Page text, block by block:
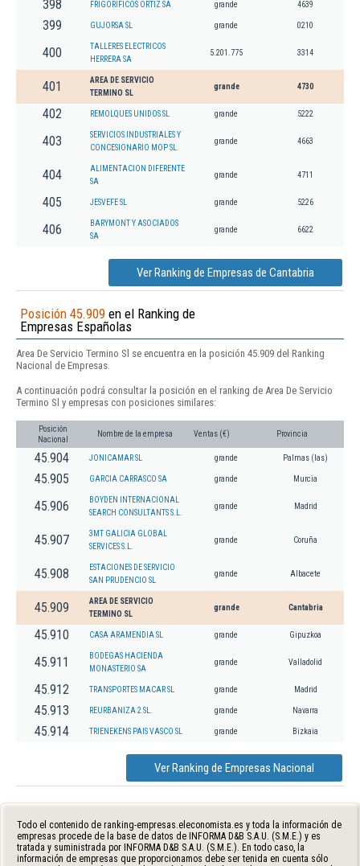
398 FRIGORIFICOS ORTIZ SA grande 4639
399 GUJORSA SL grande 0210
400
TALLERES ELECTRICOS
HERRERA SA
5.201.775 3314
401
AREA DE SERVICIO
TERMINO SL
grande 4730
402 REMOLQUES UNIDOS SL grande 5222
403
SERVICIOS INDUSTRIALES Y
CONCESIONARIO MOP SL.
grande 4663
404
ALIMENTACION DIFERENTE
SA
grande 4711
405 JESVEFE SL grande 5226
406
BARYMONT Y ASOCIADOS
SA
grande 6622
Ver Ranking de Empresas de Cantabria
Posición 45.909 en el Ranking de
Empresas Españolas
Area De Servicio Termino Sl se encuentra en la posición 45.909 del Ranking
Nacional de Empresas.
A continuación podrá consultar la posición en el ranking de Area De Servicio
Termino Sl y empresas con posiciones similares:
Posición
Nacional
Nombre de la empresa Ventas (€) Provincia
45.904 JONICAMAR SL grande Palmas (las)
45.905 GARCIA CARRASCO SA grande Murcia
45.906
BOYDEN INTERNACIONAL
SEARCH CONSULTANTS S.L.
grande Madrid
45.907
3MT GALICIA GLOBAL
SERVICES S.L.
grande Coruña
45.908
ESTACIONES DE SERVICIO
SAN PRUDENCIO SL
grande Albacete
45.909
AREA DE SERVICIO
TERMINO SL
grande Cantabria
45.910 CASA ARAMENDIA SL grande Gipuzkoa
45.911
BODEGAS HACIENDA
MONASTERIO SA
grande Valladolid
45.912 TRANSPORTES MACAR SL grande Madrid
45.913 REURBANIZA 2 SL. grande Navarra
45.914 TRIENEKENS PAIS VASCO SL grande Bizkaia
Ver Ranking de Empresas Nacional
Todo el contenido de ranking-empresas.eleconomista.es y toda la información de
empresas procede de la base de datos de INFORMA D&B S.A.U. (S.M.E.) y es
tratada y suministrada por INFORMA D&B S.A.U. (S.M.E.). En todo caso, la
información de empresas que proporcionamos debe ser tenida en cuenta sólo